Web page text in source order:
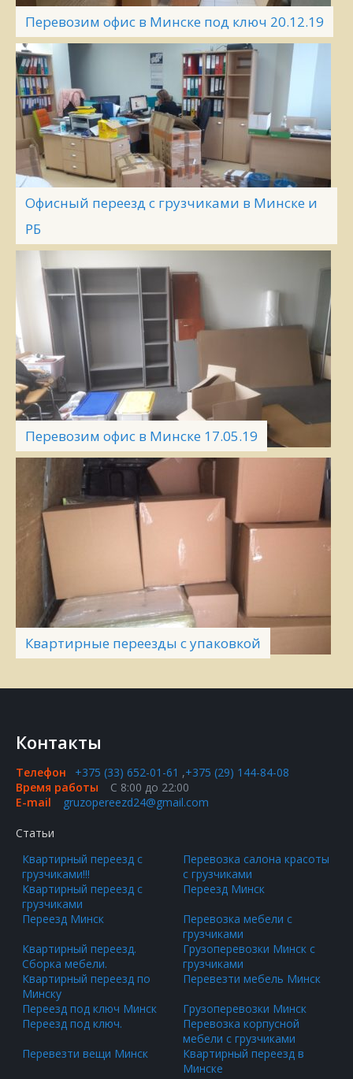
Перевозим офис в Минске под ключ 20.12.19
Офисный переезд с грузчиками в Минске и
РБ
Перевозим офис в Минске 17.05.19
Квартирные переезды с упаковкой
Контакты
Телефон +375 (33) 652-01-61 ,+375 (29) 144-84-08
Время работы
С 8:00 до 22:00
E-mail
gruzopereezd24@gmail.com
Статьи
Квартирный переезд с
грузчиками!!!
Перевозка салона красоты
с грузчиками
Квартирный переезд с
грузчиками
Переезд Минск
Переезд Минск
Перевозка мебели с
грузчиками
Квартирный переезд.
Сборка мебели.
Грузоперевозки Минск с
грузчиками
Квартирный переезд по
Минску
Перевезти мебель Минск
Переезд под ключ Минск
Грузоперевозки Минск
Переезд под ключ.
Перевозка корпусной
мебели с грузчиками
Перевезти вещи Минск
Квартирный переезд в
Минске